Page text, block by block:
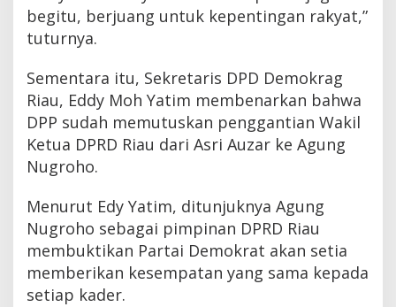
begitu, berjuang untuk kepentingan rakyat,”
tuturnya.
Sementara itu, Sekretaris DPD Demokrag
Riau, Eddy Moh Yatim membenarkan bahwa
DPP sudah memutuskan penggantian Wakil
Ketua DPRD Riau dari Asri Auzar ke Agung
Nugroho.
Menurut Edy Yatim, ditunjuknya Agung
Nugroho sebagai pimpinan DPRD Riau
membuktikan Partai Demokrat akan setia
memberikan kesempatan yang sama kepada
setiap kader.